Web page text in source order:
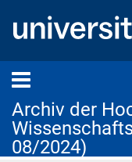
Archiv der
08/2024)